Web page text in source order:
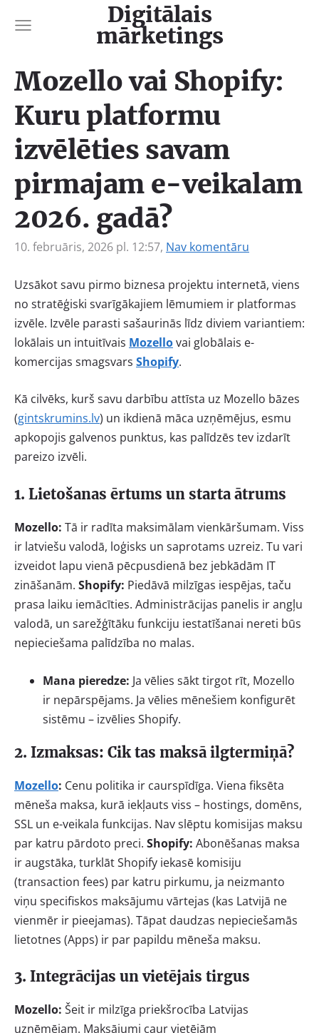
Digitālais
mārketings
Mozello vai Shopify:
Kuru platformu
izvēlēties savam
pirmajam e-veikalam
2026. gadā?
10. februāris, 2026 pl. 12:57, Nav komentāru
Uzsākot savu pirmo biznesa projektu internetā, viens
no stratēģiski svarīgākajiem lēmumiem ir platformas
izvēle. Izvēle parasti sašaurinās līdz diviem variantiem:
lokālais un intuitīvais Mozellovai globālais e-
komercijas smagsvars Shopify.
Kā cilvēks, kurš savu darbību attīsta uz Mozello bāzes
(gintskrumins.lv) un ikdienā māca uzņēmējus, esmu
apkopojis galvenos punktus, kas palīdzēs tev izdarīt
pareizo izvēli.
1. Lietošanas ērtums un starta ātrums
Mozello: Tā ir radīta maksimālam vienkāršumam. Viss
ir latviešu valodā, loģisks un saprotams uzreiz. Tu vari
izveidot lapu vienā pēcpusdienā bez jebkādām IT
zināšanām. Shopify: Piedāvā milzīgas iespējas, taču
prasa laiku iemācīties. Administrācijas panelis ir angļu
valodā, un sarežģītāku funkciju iestatīšanai nereti būs
nepieciešama palīdzība no malas.
Mana pieredze: Ja vēlies sākt tirgot rīt, Mozello
ir nepārspējams. Ja vēlies mēnešiem konfigurēt
sistēmu – izvēlies Shopify.
2. Izmaksas: Cik tas maksā ilgtermiņā?
Mozello: Cenu politika ir caurspīdīga. Viena fiksēta
mēneša maksa, kurā iekļauts viss – hostings, domēns,
SSL un e-veikala funkcijas. Nav slēptu komisijas maksu
par katru pārdoto preci. Shopify: Abonēšanas maksa
ir augstāka, turklāt Shopify iekasē komisiju
(transaction fees) par katru pirkumu, ja neizmanto
viņu specifiskos maksājumu vārtejas (kas Latvijā ne
vienmēr ir pieejamas). Tāpat daudzas nepieciešamās
lietotnes (Apps) ir par papildu mēneša maksu.
3. Integrācijas un vietējais tirgus
Mozello: Šeit ir milzīga priekšrocība Latvijas
uzņēmējam. Maksājumi caur vietējām